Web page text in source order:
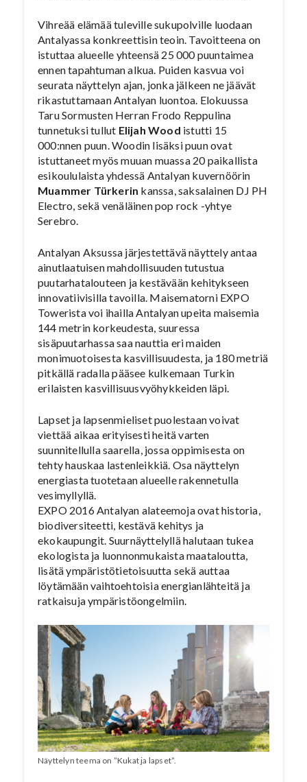
Vihreää elämää tuleville sukupolville luodaan
Antalyassa konkreettisin teoin. Tavoitteena on
istuttaa alueelle yhteensä 25 000 puuntaimea
ennen tapahtuman alkua. Puiden kasvua voi
seurata näyttelyn ajan, jonka jälkeen ne jäävät
rikastuttamaan Antalyan luontoa. Elokuussa
Taru Sormusten Herran Frodo Reppulina
tunnetuksi tullut Elijah Wood istutti 15
000:nnen puun. Woodin lisäksi puun ovat
istuttaneet myös muuan muassa 20 paikallista
esikoululaista yhdessä Antalyan kuvernöörin
Muammer Türkerin kanssa, saksalainen DJ PH
Electro, sekä venäläinen pop rock -yhtye
Serebro.
Antalyan Aksussa järjestettävä näyttely antaa
ainutlaatuisen mahdollisuuden tutustua
puutarhatalouteen ja kestävään kehitykseen
innovatiivisilla tavoilla. Maisematorni EXPO
Towerista voi ihailla Antalyan upeita maisemia
144 metrin korkeudesta, suuressa
sisäpuutarhassa saa nauttia eri maiden
monimuotoisesta kasvillisuudesta, ja 180 metriä
pitkällä radalla pääsee kulkemaan Turkin
erilaisten kasvillisuusvyöhykkeiden läpi.
Lapset ja lapsenmieliset puolestaan voivat
viettää aikaa erityisesti heitä varten
suunnitellulla saarella, jossa oppimisesta on
tehty hauskaa lastenleikkiä. Osa näyttelyn
energiasta tuotetaan alueelle rakennetulla
vesimyllyllä.
EXPO 2016 Antalyan alateemoja ovat historia,
biodiversiteetti, kestävä kehitys ja
ekokaupungit. Suurnäyttelyllä halutaan tukea
ekologista ja luonnonmukaista maataloutta,
lisätä ympäristötietoisuutta sekä auttaa
löytämään vaihtoehtoisia energianlähteitä ja
ratkaisuja ympäristöongelmiin.
Näyttelyn teema on ”Kukat ja lapset”.